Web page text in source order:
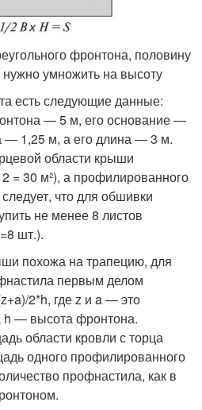
фронтона, половину
умножить на высоту
есть следующие данные:
— 5 м, его основание —
1,25 м, а его длина — 3 м.
области крыши
= 30 м²), а профилированного
что для обшивки
не менее 8 листов
шт.).
похожа на трапецию, для
первым делом
2*h, где z и a — это
h — высота фронтона.
области кровли с торца
одного профилированного
профнастила, как в